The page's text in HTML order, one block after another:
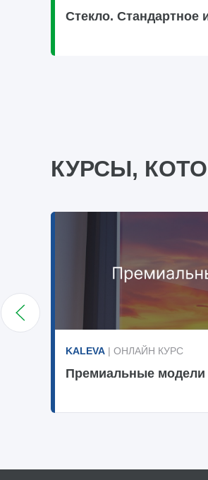
Стекло. Стандартное
КУРСЫ,
KALEVA | ОНЛАЙН КУРС
Премиальные